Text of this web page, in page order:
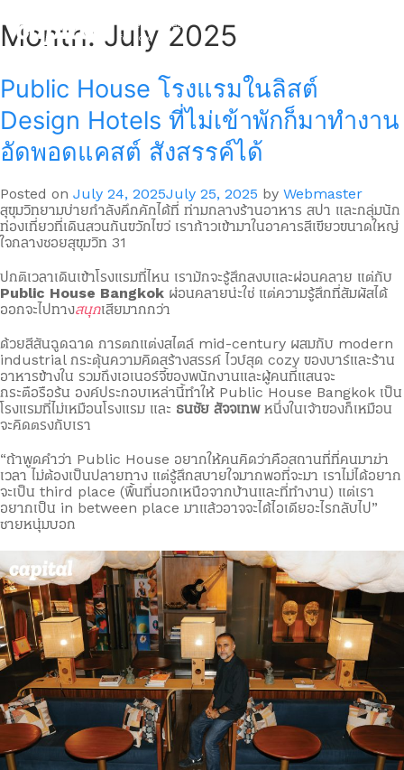
to
content
better business
for good life
Month: July 2025
Public House โรงแรมในลิสต์
Design Hotels ที่ไม่เข้าพักก็มาทำงาน
อัดพอดแคสต์ สังสรรค์ได้
Posted on July 24, 2025July 25, 2025 by Webmaster
สุขุมวิทยามบ่ายกำลังคึกคักได้ที่ ท่ามกลางร้านอาหาร สปา และกลุ่มนัก
ท่องเที่ยวที่เดินสวนกันขวักไขว่ เราก้าวเข้ามาในอาคารสีเขียวขนาดใหญ่
ใจกลางซอยสุขุมวิท 31
ปกติเวลาเดินเข้าโรงแรมที่ไหน เรามักจะรู้สึกสงบและผ่อนคลาย แต่กับ
Public House Bangkok ผ่อนคลายน่ะใช่ แต่ความรู้สึกที่สัมผัสได้
ออกจะไปทางสนุกเสียมากกว่า
ด้วยสีสันฉูดฉาด การตกแต่งสไตล์ mid-century ผสมกับ modern
industrial กระตุ้นความคิดสร้างสรรค์ ไวบ์สุด cozy ของบาร์และร้าน
อาหารข้างใน รวมถึงเอเนอร์จี้ของพนักงานและผู้คนที่แสนจะ
กระตือรือร้น องค์ประกอบเหล่านี้ทำให้ Public House Bangkok เป็น
โรงแรมที่ไม่เหมือนโรงแรม และ ธนชัย สัจจเทพหนึ่งในเจ้าของก็เหมือน
จะคิดตรงกับเรา
“ถ้าพูดคำว่า Public House อยากให้คนคิดว่าคือสถานที่ที่คนมาฆ่า
เวลา ไม่ต้องเป็นปลายทาง แต่รู้สึกสบายใจมากพอที่จะมา เราไม่ได้อยาก
จะเป็น third place (พื้นที่นอกเหนือจากบ้านและที่ทำงาน) แต่เรา
อยากเป็น in between place มาแล้วอาจจะได้ไอเดียอะไรกลับไป”
ชายหนุ่มบอก